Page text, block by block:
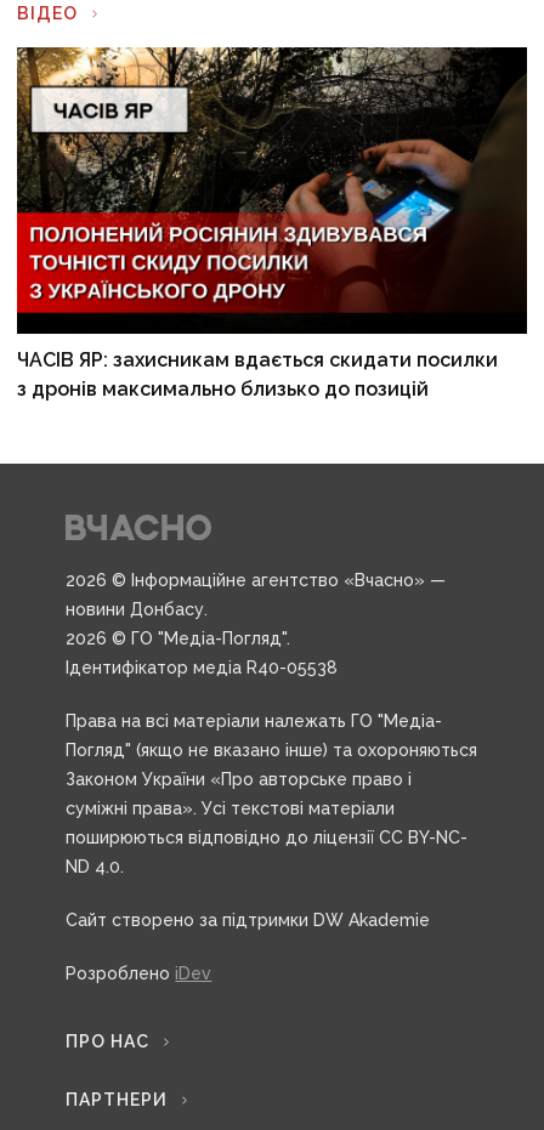
ВІДЕО
ЧАСІВ ЯР: захисникам вдається скидати посилки
з дронів максимально близько до позицій
2026 © Інформаційне агентство «Вчасно» —
новини Донбасу.
2026 © ГО "Медіа-Погляд".
Ідентифікатор медіа R40-05538
Права на всі матеріали належать ГО "Медіа-
Погляд" (якщо не вказано інше) та охороняються
Законом України «Про авторське право і
суміжні права». Усі текстові матеріали
поширюються відповідно до ліцензії CC BY-NC-
ND 4.0.
Сайт створено за підтримки DW Akademie
Розроблено iDev
ПРО НАС
ПАРТНЕРИ